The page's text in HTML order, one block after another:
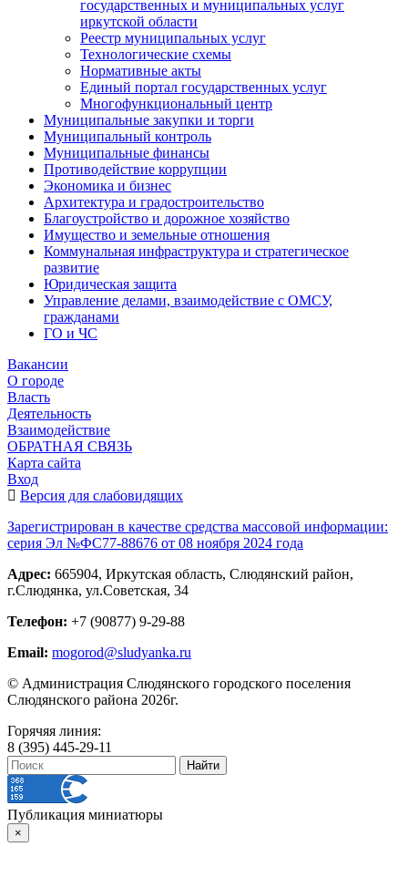
государственных и муниципальных услуг
иркутской области
Реестр муниципальных услуг
Технологические схемы
Нормативные акты
Единый портал государственных услуг
Многофункциональный центр
Муниципальные закупки и торги
Муниципальный контроль
Муниципальные финансы
Противодействие коррупции
Экономика и бизнес
Архитектура и градостроительство
Благоустройство и дорожное хозяйство
Имущество и земельные отношения
Коммунальная инфраструктура и стратегическое
развитие
Юридическая защита
Управление делами, взаимодействие с ОМСУ,
гражданами
ГО и ЧС
Вакансии
О городе
Власть
Деятельность
Взаимодействие
ОБРАТНАЯ СВЯЗЬ
Карта сайта
Вход
Версия для слабовидящих
Зарегистрирован в качестве средства массовой информации:
серия Эл №ФС77-88676 от 08 ноября 2024 года
Адрес: 665904, Иркутская область, Слюдянский район,
г.Слюдянка, ул.Советская, 34
Телефон: +7 (90877) 9-29-88
Email: mogorod@sludyanka.ru
© Администрация Слюдянского городского поселения
Слюдянского района 2026г.
Горячяя линия:
8 (395) 445-29-11
Публикация миниатюры
×